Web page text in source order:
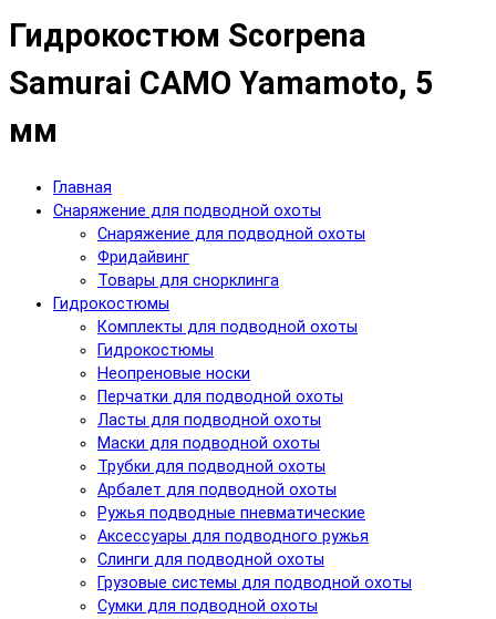
Гидрокостюм Scorpena
Samurai CAMO Yamamoto, 5
мм
Главная
Снаряжение для подводной охоты
Снаряжение для подводной охоты
Фридайвинг
Товары для снорклинга
Гидрокостюмы
Комплекты для подводной охоты
Гидрокостюмы
Неопреновые носки
Перчатки для подводной охоты
Ласты для подводной охоты
Маски для подводной охоты
Трубки для подводной охоты
Арбалет для подводной охоты
Ружья подводные пневматические
Аксессуары для подводного ружья
Слинги для подводной охоты
Грузовые системы для подводной охоты
Сумки для подводной охоты